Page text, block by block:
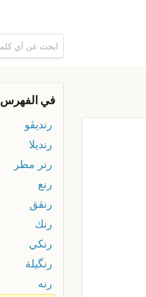
في الفهرس
رنديڤو
رنديلا
رنر مطر
رنع
رنقق
رنك
رنكي
رنگيلة
رنه